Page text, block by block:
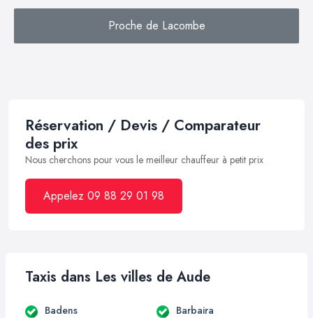
Proche de Lacombe
Réservation / Devis / Comparateur
des prix
Nous cherchons pour vous le meilleur chauffeur à petit prix
Appelez 09 88 29 01 98
Taxis dans Les villes de Aude
Badens Barbaira